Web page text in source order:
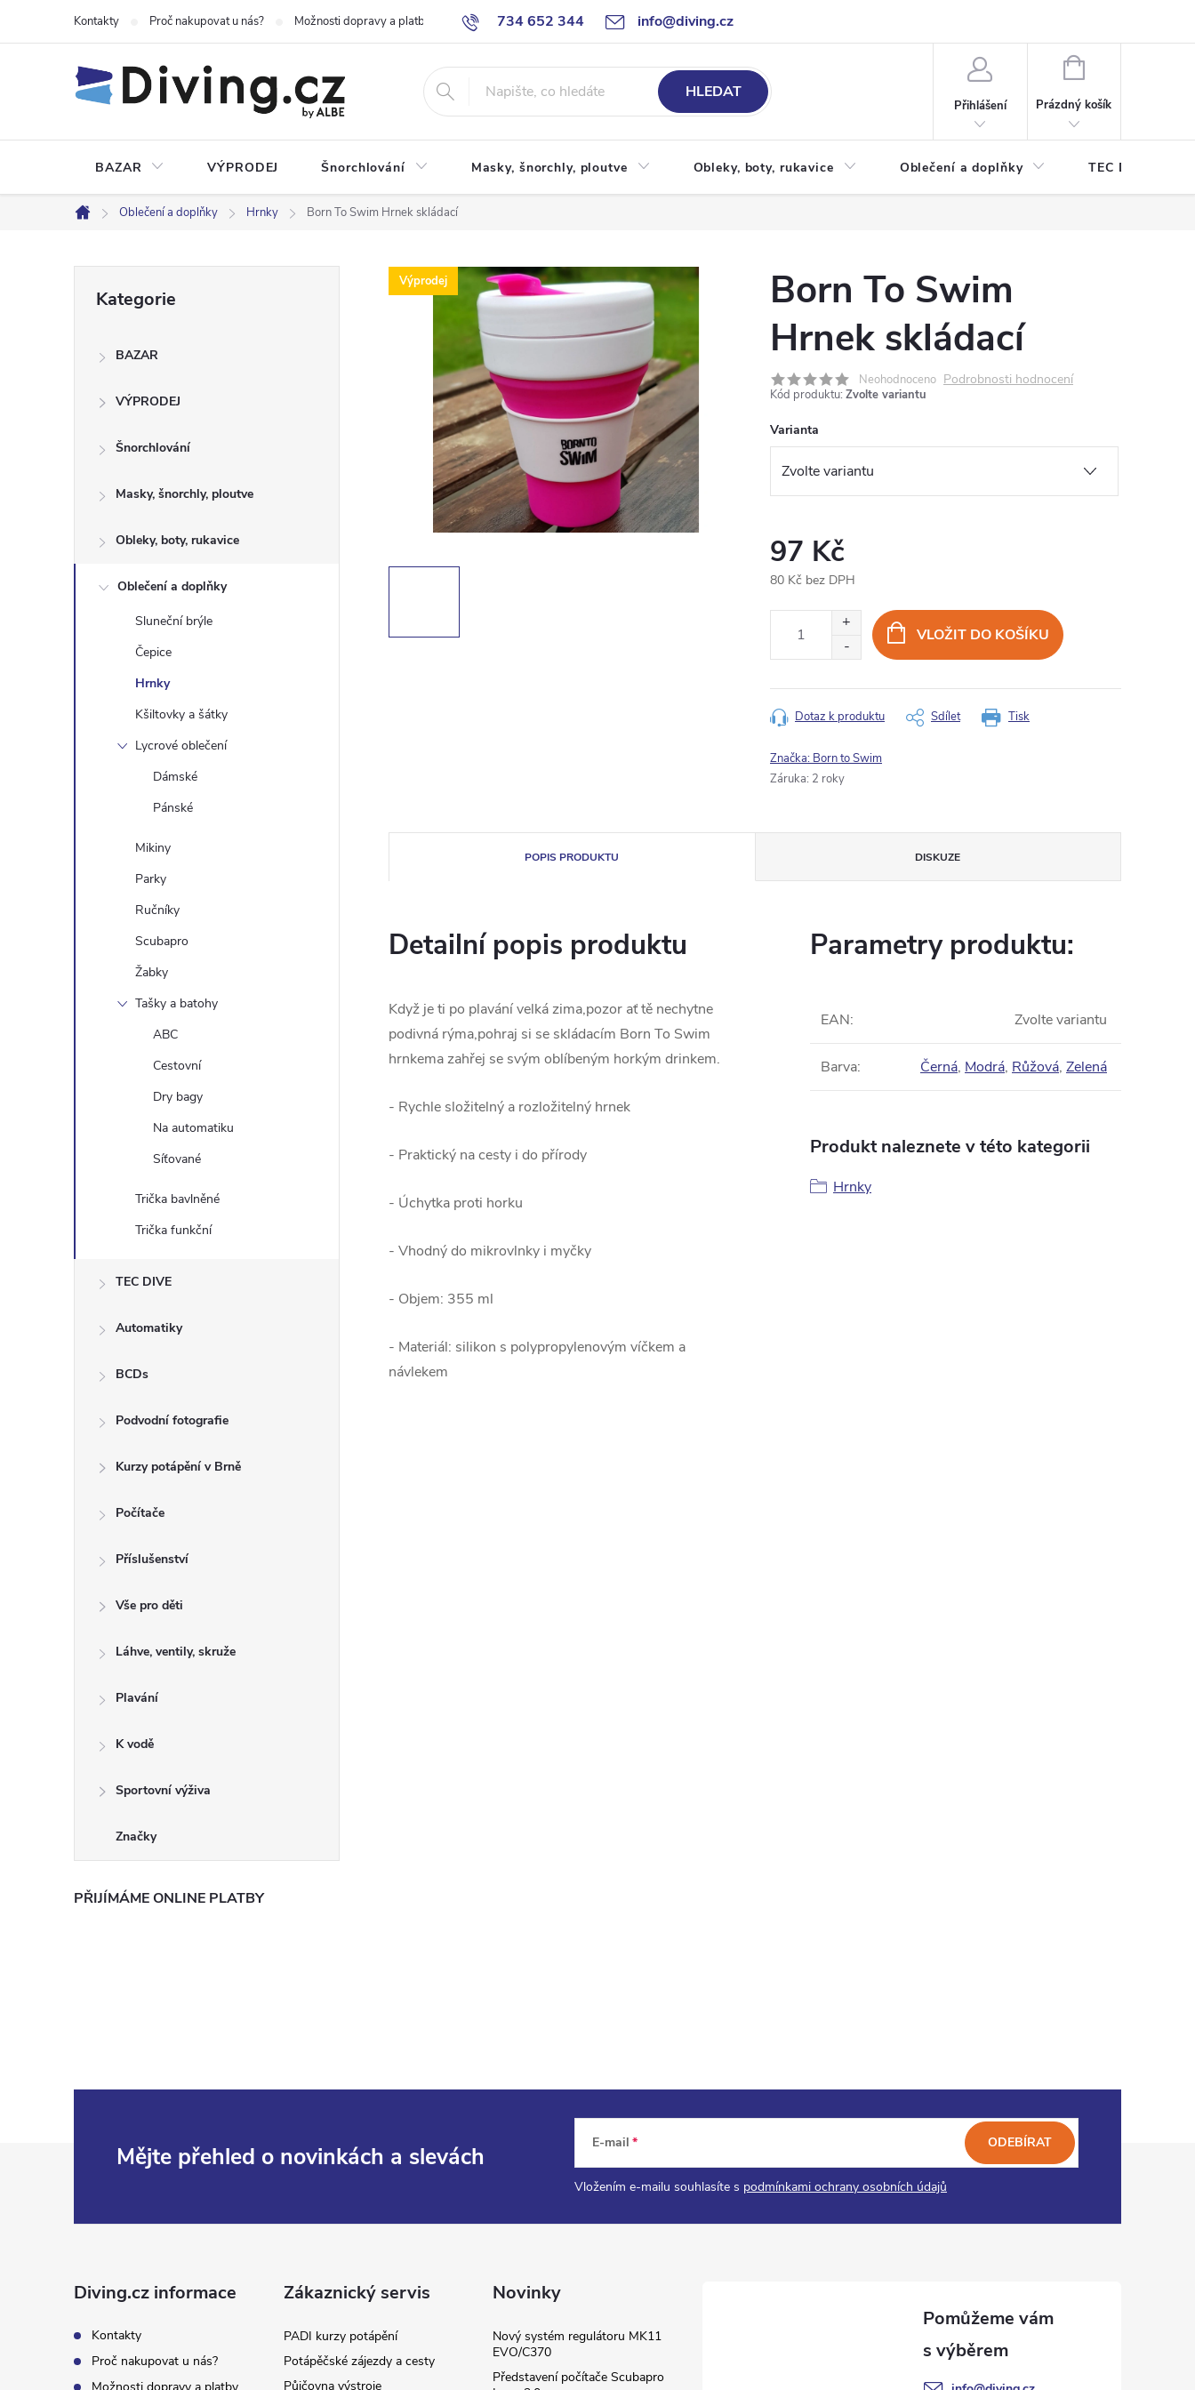
734 652 344 info@diving.cz
Kontakty Proč nakupovat u nás? Možnosti dopravy a platby Jak nakupovat Obchodní podmínky Reklamace
HLEDAT
Přihlášení
NÁKUPNÍ
Prázdný košík
BAZAR VÝPRODEJ Šnorchlování Masky, šnorchly, ploutve Obleky, boty, rukavice Oblečení a doplňky TEC DIVE
Domů
Oblečení a doplňky Hrnky Born To Swim Hrnek skládací
n
kategorie
Kategorie
BAZAR
VÝPRODEJ
Šnorchlování
Masky, šnorchly, ploutve
Obleky, boty, rukavice
Oblečení a doplňky
Sluneční brýle
Čepice
Hrnky
Kšiltovky a šátky
Lycrové oblečení
Dámské
Pánské
Mikiny
Parky
Ručníky
Scubapro
Žabky
Tašky a batohy
ABC
Cestovní
Dry bagy
Na automatiku
Síťované
Trička bavlněné
Trička funkční
TEC DIVE
Automatiky
BCDs
Podvodní fotografie
Kurzy potápění v Brně
Počítače
Příslušenství
Vše pro děti
Láhve, ventily, skruže
Plavání
K vodě
Sportovní výživa
Značky
PŘIJÍMÁME ONLINE PLATBY
Výprodej
Born To Swim
Hrnek skládací
Neohodnoceno Podrobnosti hodnocení
Kód produktu: Zvolte variantu
Varianta
97 Kč
80 Kč bez DPH
VLOŽIT DO KOŠÍKU
Tisk
Dotaz k produktu Sdílet
Značka: Born to Swim
Záruka: 2 roky
POPIS PRODUKTU DISKUZE
Detailní popis produktu
Když je ti po plavání velká zima,pozor ať tě nechytne
podivná rýma,pohraj si se skládacím Born To Swim
hrnkema zahřej se svým oblíbeným horkým drinkem.
- Rychle složitelný a rozložitelný hrnek
- Praktický na cesty i do přírody
- Úchytka proti horku
- Vhodný do mikrovlnky i myčky
- Objem: 355 ml
- Materiál: silikon s polypropylenovým víčkem a
návlekem
Parametry produktu:
EAN: Zvolte variantu
Barva: Černá, Modrá, Růžová, Zelená
Produkt naleznete v této kategorii
Hrnky
Mějte přehled o novinkách a slevách E-mail
Vložením e-mailu souhlasíte s podmínkami ochrany osobních údajů
ODEBÍRAT
Diving.cz informace
Kontakty
Proč nakupovat u nás?
Zákaznický servis
PADI kurzy potápění
Potápěčské zájezdy a cesty
Půjčovna výstroje
Novinky
Nový systém regulátoru MK11
EVO/C370
Představení počítače Scubapro